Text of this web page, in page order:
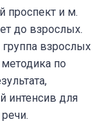
проспект и м.
до взрослых.
взрослых
по
интенсив для